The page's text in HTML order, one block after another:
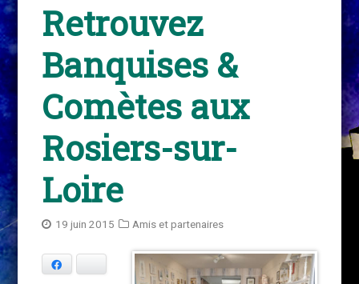
Retrouvez
Banquises &
Comètes aux
Rosiers-sur-
Loire
19 juin 2015 Amis et partenaires